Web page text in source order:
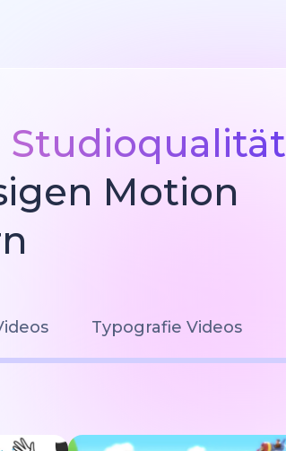
Studioqualität
Motion
Typografie Videos